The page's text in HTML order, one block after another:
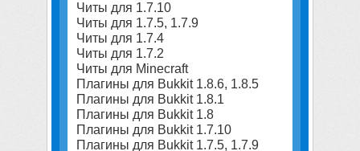
Читы для 1.7.10
Читы для 1.7.5, 1.7.9
Читы для 1.7.4
Читы для 1.7.2
Читы для Minecraft
Плагины для Bukkit 1.8.6, 1.8.5
Плагины для Bukkit 1.8.1
Плагины для Bukkit 1.8
Плагины для Bukkit 1.7.10
Плагины для Bukkit 1.7.5, 1.7.9